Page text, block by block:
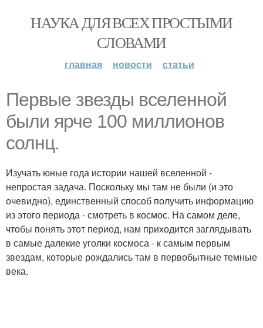
НАУКА ДЛЯ ВСЕХ ПРОСТЫМИ
СЛОВАМИ
главная новости статьи
Первые звезды вселенной
были ярче 100 миллионов
солнц.
Изучать юные года истории нашей вселенной -
непростая задача. Поскольку мы там не были (и это
очевидно), единственный способ получить информацию
из этого периода - смотреть в космос. На самом деле,
чтобы понять этот период, нам приходится заглядывать
в самые далекие уголки космоса - к самым первым
звездам, которые рождались там в первобытные темные
века.